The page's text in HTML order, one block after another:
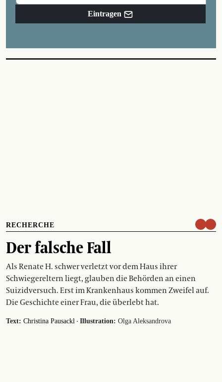
Eintragen
RECHERCHE
Der falsche Fall
Als Renate H. schwer verletzt vor dem Haus ihrer
Schwiegereltern liegt, glauben die Behörden an einen
Suizidversuch. Erst im Krankenhaus kommen Zweifel auf.
Die Geschichte einer Frau, die überlebt hat.
Text: Christina Pausackl · Illustration: Olga Aleksandrova